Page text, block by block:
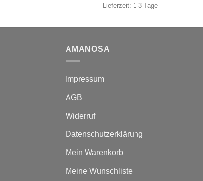
Lieferzeit: 1-3 Tage
AMANOSA
Impressum
AGB
Widerruf
Datenschutzerklärung
Mein Warenkorb
Meine Wunschliste